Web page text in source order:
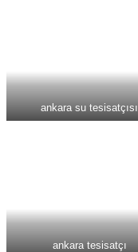
ankara su tesisatçısı
ankara tesisatçı